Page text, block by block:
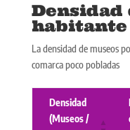
Densidad
habitante
La densidad de museos
comarca poco pobladas
Densidad
(Museos /